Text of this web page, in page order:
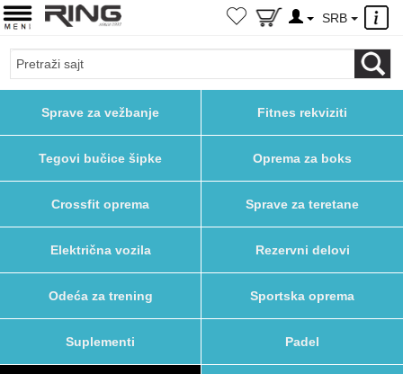
×
SRB
Sprave za vežbanje Fitnes rekviziti
Tegovi bučice šipke Oprema za boks
Crossfit oprema Sprave za teretane
Električna vozila Rezervni delovi
Odeća za trening Sportska oprema
Suplementi Padel